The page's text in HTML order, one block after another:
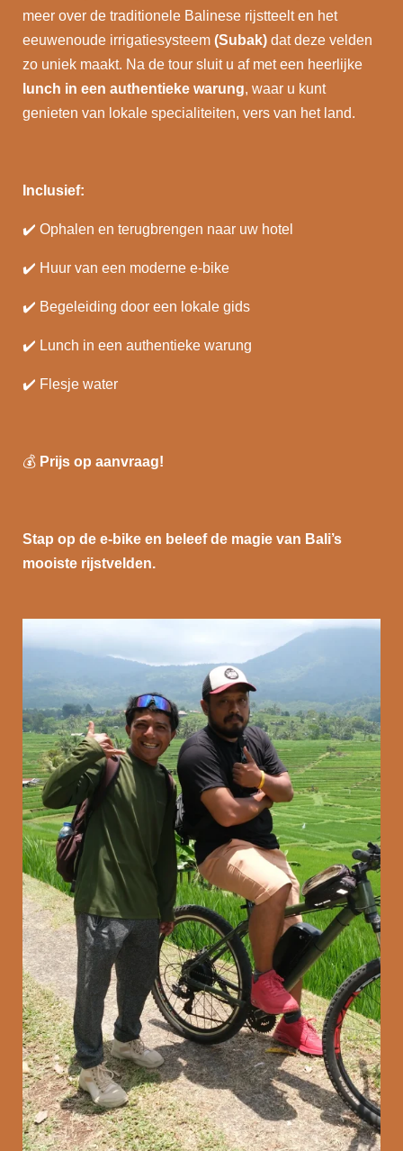
meer over de traditionele Balinese rijstteelt en het
eeuwenoude irrigatiesysteem (Subak) dat deze velden
zo uniek maakt. Na de tour sluit u af met een heerlijke
lunch in een authentieke warung, waar u kunt
genieten van lokale specialiteiten, vers van het land.
Inclusief:
✔️ Ophalen en terugbrengen naar uw hotel
✔️ Huur van een moderne e-bike
✔️ Begeleiding door een lokale gids
✔️ Lunch in een authentieke warung
✔️ Flesje water
💰 Prijs op aanvraag!
Stap op de e-bike en beleef de magie van Bali’s
mooiste rijstvelden.